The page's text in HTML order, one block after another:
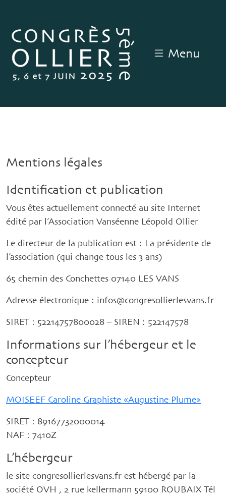
Menu
Mentions légales
Identification et publication
Vous êtes actuellement connecté au site Internet
édité par l’Association Vanséenne Léopold Ollier
Le directeur de la publication est : La présidente de
l’association (qui change tous les 3 ans)
65 chemin des Conchettes 07140 LES VANS
Adresse électronique : infos@congresollierlesvans.fr
SIRET : 52214757800028 – SIREN : 522147578
Informations sur l’hébergeur et le
concepteur
Concepteur
MOISEEF Caroline Graphiste «Augustine Plume»
SIRET : 89167732000014
NAF : 7410Z
L’hébergeur
le site congresollierlesvans.fr est hébergé par la
société OVH , 2 rue kellermann 59100 ROUBAIX Tél